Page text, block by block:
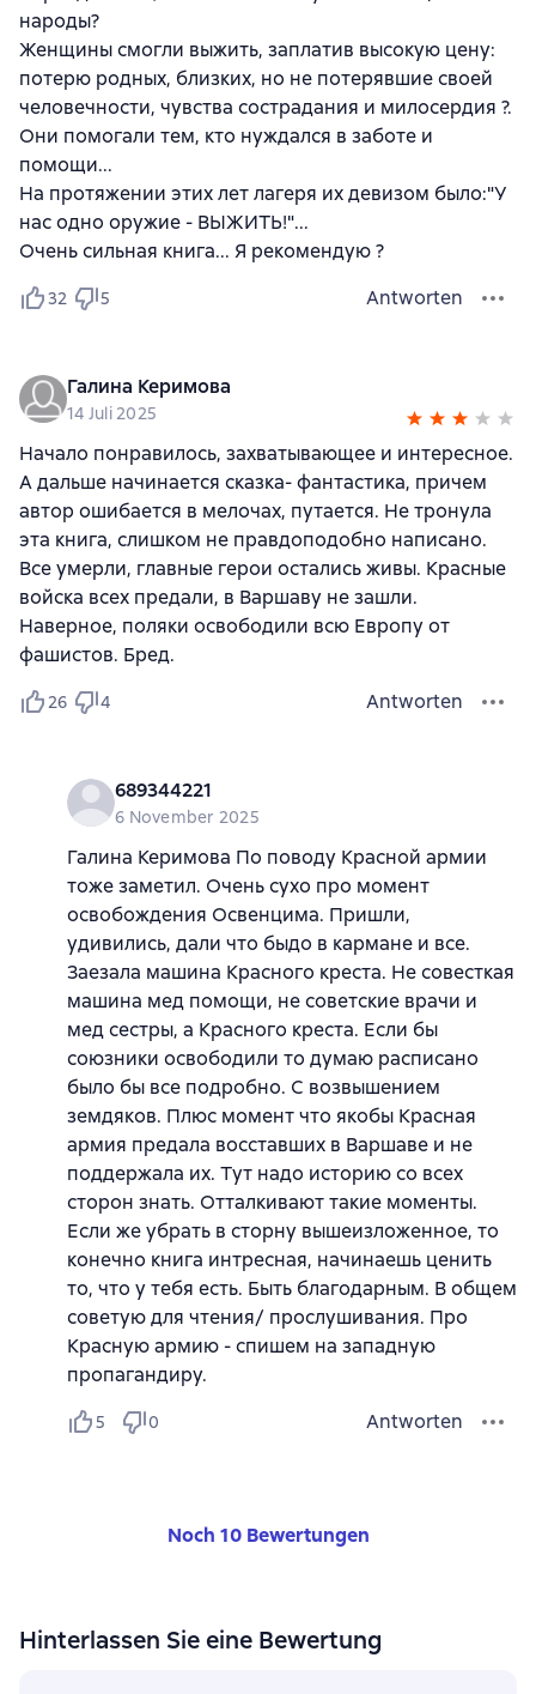
народы?
Женщины смогли выжить, заплатив высокую цену:
потерю родных, близких, но не потерявшие своей
человечности, чувства сострадания и милосердия ?.
Они помогали тем, кто нуждался в заботе и
помощи...
На протяжении этих лет лагеря их девизом было:"У
нас одно оружие - ВЫЖИТЬ!"...
Очень сильная книга... Я рекомендую ?
32 5 Antworten
Галина Керимова
14 Juli 2025
Начало понравилось, захватывающее и интересное.
А дальше начинается сказка- фантастика, причем
автор ошибается в мелочах, путается. Не тронула
эта книга, слишком не правдоподобно написано.
Все умерли, главные герои остались живы. Красные
войска всех предали, в Варшаву не зашли.
Наверное, поляки освободили всю Европу от
фашистов. Бред.
26 4 Antworten
689344221
6 November 2025
Галина Керимова По поводу Красной армии
тоже заметил. Очень сухо про момент
освобождения Освенцима. Пришли,
удивились, дали что быдо в кармане и все.
Заезала машина Красного креста. Не совесткая
машина мед помощи, не советские врачи и
мед сестры, а Красного креста. Если бы
союзники освободили то думаю расписано
было бы все подробно. С возвышением
земдяков. Плюс момент что якобы Красная
армия предала восставших в Варшаве и не
поддержала их. Тут надо историю со всех
сторон знать. Отталкивают такие моменты.
Если же убрать в сторну вышеизложенное, то
конечно книга интресная, начинаешь ценить
то, что у тебя есть. Быть благодарным. В общем
советую для чтения/ прослушивания. Про
Красную армию - спишем на западную
пропагандиру.
5 0 Antworten
Noch 10 Bewertungen
Hinterlassen Sie eine Bewertung